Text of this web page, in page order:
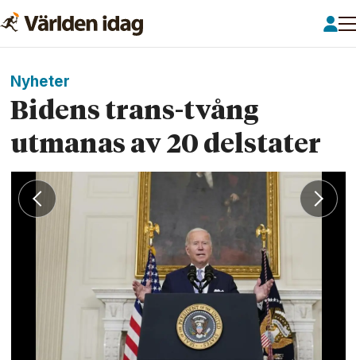
Nyheter
Bidens trans-tvång
utmanas av 20 delstater